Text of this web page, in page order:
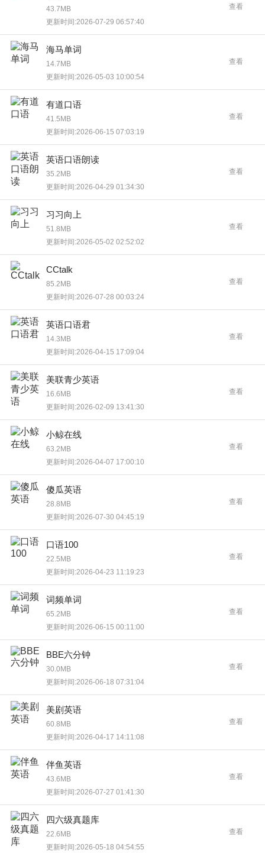
43.7MB
更新时间:2026-07-29 06:57:40
查看
海马单词
14.7MB
更新时间:2026-05-03 10:00:54
查看
有道口语
41.5MB
更新时间:2026-06-15 07:03:19
查看
英语口语朗读
35.2MB
更新时间:2026-04-29 01:34:30
查看
习习向上
51.8MB
更新时间:2026-05-02 02:52:02
查看
CCtalk
85.2MB
更新时间:2026-07-28 00:03:24
查看
英语口语君
14.3MB
更新时间:2026-04-15 17:09:04
查看
美联青少英语
16.6MB
更新时间:2026-02-09 13:41:30
查看
小鲸在线
63.2MB
更新时间:2026-04-07 17:00:10
查看
傻瓜英语
28.8MB
更新时间:2026-07-30 04:45:19
查看
口语100
22.5MB
更新时间:2026-04-23 11:19:23
查看
词频单词
65.2MB
更新时间:2026-06-15 00:11:00
查看
BBE六分钟
30.0MB
更新时间:2026-06-18 07:31:04
查看
美剧英语
60.8MB
更新时间:2026-04-17 14:11:08
查看
伴鱼英语
43.6MB
更新时间:2026-07-27 01:41:30
查看
四六级真题库
22.6MB
更新时间:2026-05-18 04:54:55
查看